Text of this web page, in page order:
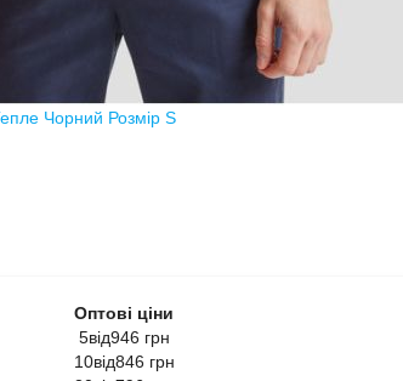
Чорний Розмір S
Оптові ціни
5від946 грн
10від846 грн